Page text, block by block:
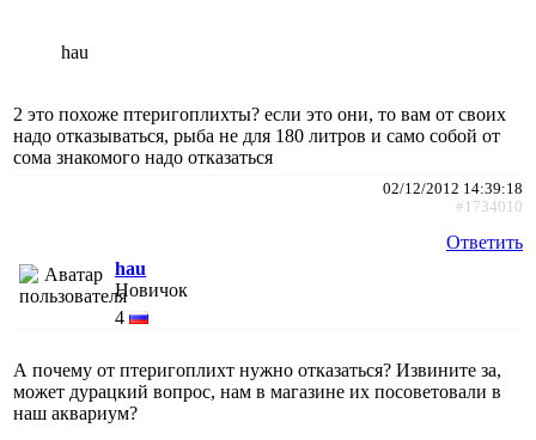
hau
2 это похоже птеригоплихты? если это они, то вам от своих
надо отказываться, рыба не для 180 литров и само собой от
сома знакомого надо отказаться
02/12/2012 14:39:18
#1734010
Ответить
hau
Новичок
4
А почему от птеригоплихт нужно отказаться? Извините за,
может дурацкий вопрос, нам в магазине их посоветовали в
наш аквариум?